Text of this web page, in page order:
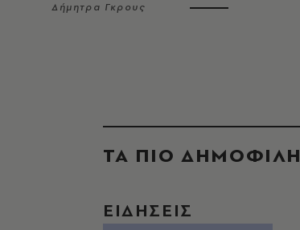
Δήμητρα Γκρους
ΤΑ ΠΙΟ ΔΗΜΟΦΙΛΗ
ΕΙΔΗΣΕΙΣ